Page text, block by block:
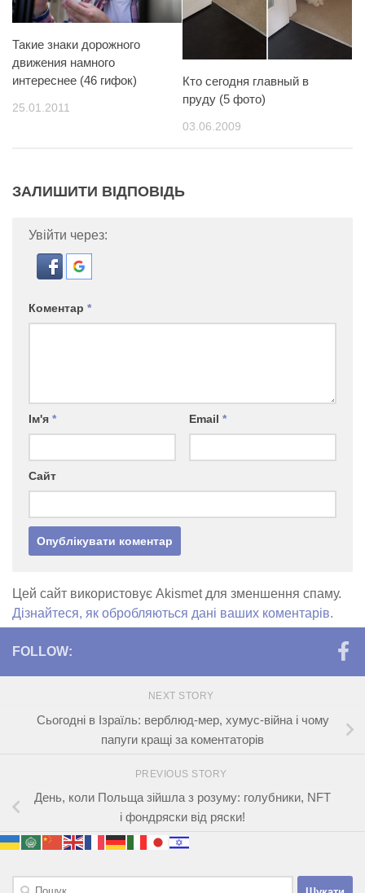
Такие знаки дорожного
движения намного
интереснее (46 гифок)
25.01.2011
Кто сегодня главный в
пруду (5 фото)
03.06.2009
ЗАЛИШИТИ ВІДПОВІДЬ
Увійти через:
Коментар *
Ім'я * Email *
Сайт
Цей сайт використовує Akismet для зменшення спаму.
Дізнайтеся, як обробляються дані ваших коментарів.
FOLLOW:
NEXT STORY
Сьогодні в Ізраїль: верблюд-мер, хумус-війна і чому
папуги кращі за коментаторів
PREVIOUS STORY
День, коли Польща зійшла з розуму: голубники, NFT
і фондряски від ряски!
Пошук: